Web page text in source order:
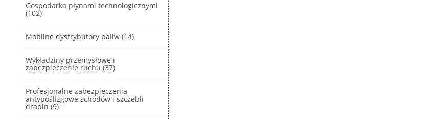
Gospodarka płynami technologicznymi
(102)
Mobilne dystrybutory paliw (14)
Wykładziny przemysłowe i
zabezpieczenie ruchu (37)
Profesjonalne zabezpieczenia
antypoślizgowe schodów i szczebli
drabin (9)